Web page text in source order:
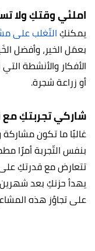
املئي وقتكِ ولا
يمكنكِالتّغلب على
بعمَل الخير، وأفضل
الأفكار والأنشطة
أو زراعة شجرة.
شاركي تجربتكِ
غالبًا ما تكون
بنفس التّجربة أمرًا
تتعارض مع قدرتكِ على
يهدأ حزنكِ بعد
على تجاوُز هذه